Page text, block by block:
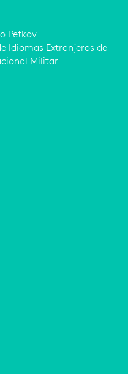
Petkov
Idiomas Extranjeros de
Militar